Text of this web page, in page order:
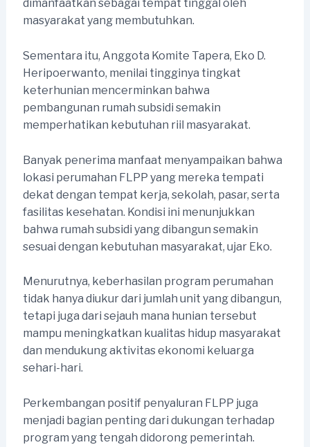
dimanfaatkan sebagai tempat tinggal oleh
masyarakat yang membutuhkan.
Sementara itu, Anggota Komite Tapera, Eko D.
Heripoerwanto, menilai tingginya tingkat
keterhunian mencerminkan bahwa
pembangunan rumah subsidi semakin
memperhatikan kebutuhan riil masyarakat.
Banyak penerima manfaat menyampaikan bahwa
lokasi perumahan FLPP yang mereka tempati
dekat dengan tempat kerja, sekolah, pasar, serta
fasilitas kesehatan. Kondisi ini menunjukkan
bahwa rumah subsidi yang dibangun semakin
sesuai dengan kebutuhan masyarakat, ujar Eko.
Menurutnya, keberhasilan program perumahan
tidak hanya diukur dari jumlah unit yang dibangun,
tetapi juga dari sejauh mana hunian tersebut
mampu meningkatkan kualitas hidup masyarakat
dan mendukung aktivitas ekonomi keluarga
sehari-hari.
Perkembangan positif penyaluran FLPP juga
menjadi bagian penting dari dukungan terhadap
program yang tengah didorong pemerintah.